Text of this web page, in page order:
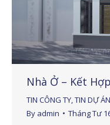
Nhà Ở – Kết
TIN CÔNG TY,TIN DỰ ÁN
By admin Tháng Tư